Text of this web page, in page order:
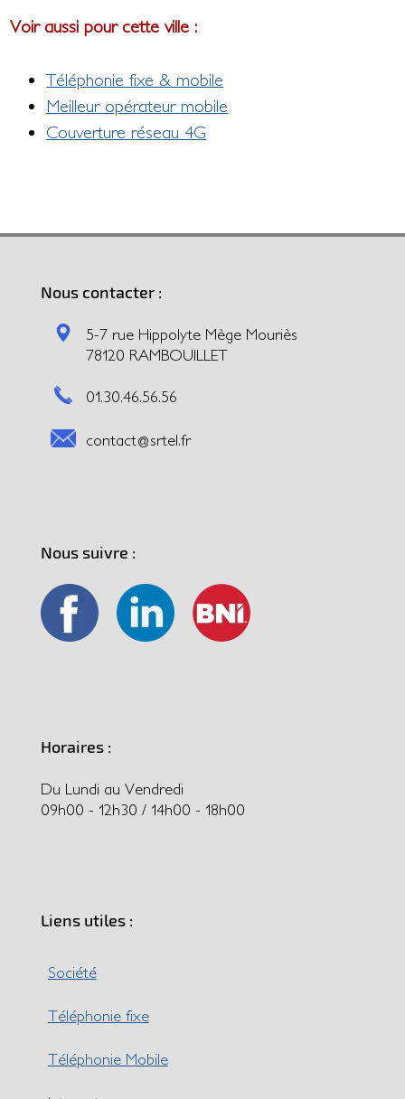
Voir aussi pour cette ville :
Téléphonie fixe & mobile
Meilleur opérateur mobile
Couverture réseau 4G
Nous contacter :
5-7 rue Hippolyte Mège Mouriès
78120 RAMBOUILLET
01.30.46.56.56
contact@srtel.fr
Nous suivre :
Horaires :
Du Lundi au Vendredi
09h00 - 12h30 / 14h00 - 18h00
Liens utiles :
Société
Téléphonie fixe
Téléphonie Mobile